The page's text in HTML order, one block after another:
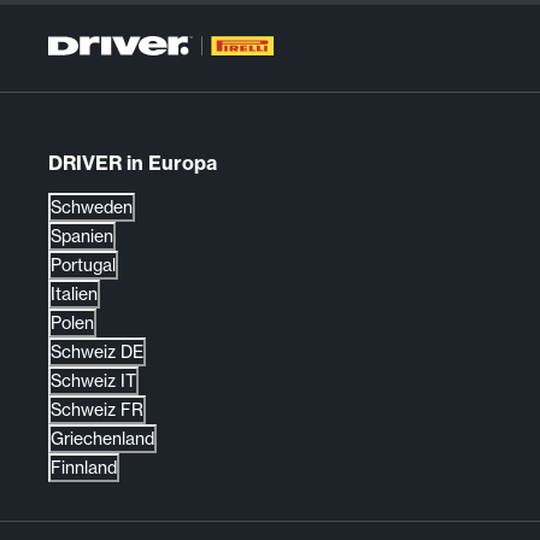
DRIVER in Europa
Schweden
Spanien
Portugal
Italien
Polen
Schweiz DE
Schweiz IT
Schweiz FR
Griechenland
Finnland